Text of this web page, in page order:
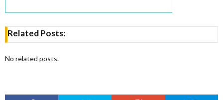
Related Posts:
No related posts.